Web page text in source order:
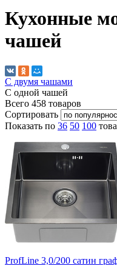
Кухонные
чашей
С двумя чашами
С одной чашей
Всего 458 товаров
Сортировать
Показать по 36 50 100
ProfLine 3,0/200 сатин